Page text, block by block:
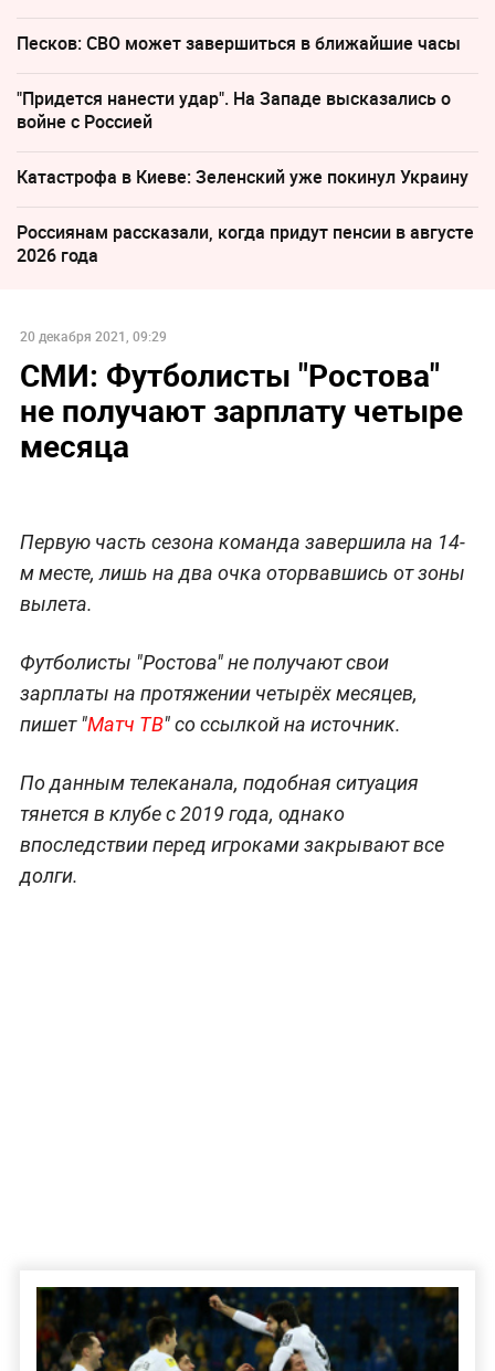
Песков: СВО может завершиться в ближайшие часы
"Придется нанести удар". На Западе высказались о
войне с Россией
Катастрофа в Киеве: Зеленский уже покинул Украину
Россиянам рассказали, когда придут пенсии в августе
2026 года
20 декабря 2021, 09:29
СМИ: Футболисты "Ростова"
не получают зарплату четыре
месяца
Первую часть сезона команда завершила на 14-
м месте, лишь на два очка оторвавшись от зоны
вылета.
Футболисты "Ростова" не получают свои
зарплаты на протяжении четырёх месяцев,
пишет "Матч ТВ" со ссылкой на источник.
По данным телеканала, подобная ситуация
тянется в клубе с 2019 года, однако
впоследствии перед игроками закрывают все
долги.